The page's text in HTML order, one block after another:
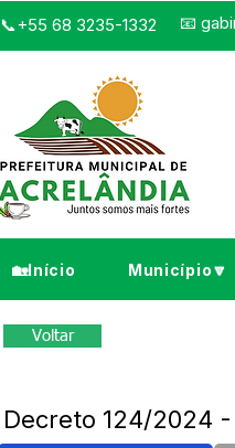
📞+55 68 3235-1332 📧
🏡Início Município🔽
Voltar
Decreto 124/2024